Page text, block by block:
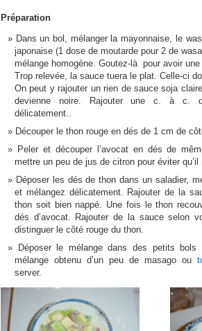
Préparation
Dans un bol, mélanger la mayonnaise, le
japonaise (1 dose de moutarde pour 2 de
mélange homogène. Goutez-là pour avoir
Trop relevée, la sauce tuera le plat. Celle-ci
On peut y rajouter un rien de sauce soja
devienne noire. Rajouter une c. à c.
délicatement..
Découper le thon rouge en dés de 1 cm de
Peler et découper l’avocat en dés de
mettre un peu de jus de citron pour éviter
Déposer les dés de thon dans un saladier,
et mélangez délicatement. Rajouter de la
thon soit bien nappé. Une fois le thon
dés d’avocat. Rajouter de la sauce selon
distinguer le côté rouge du thon.
Déposer le mélange dans des petits bols
mélange obtenu d’un peu de masago ou
server.